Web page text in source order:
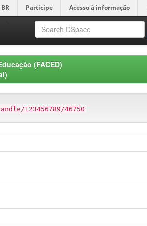
Participe Acesso à informação
(FACED)
123456789/46750